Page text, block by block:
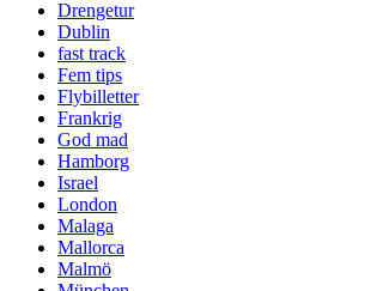
Drengetur
Dublin
fast track
Fem tips
Flybilletter
Frankrig
God mad
Hamborg
Israel
London
Malaga
Mallorca
Malmö